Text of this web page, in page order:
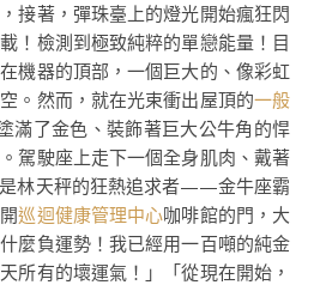
接著，彈珠臺上的燈光開始瘋狂閃
！檢測到極致純粹的單戀能量！目
機器的頂部，一個巨大的、像彩虹
。然而，就在光束衝出屋頂的一般
滿了金色、裝飾著巨大公牛角的悍
駕駛座上走下一個全身肌肉、戴著
林天秤的狂熱追求者——金牛座霸
巡迴健康管理中心咖啡館的門，大
麼負運勢！我已經用一百噸的純金
所有的壞運氣！」「從現在開始，